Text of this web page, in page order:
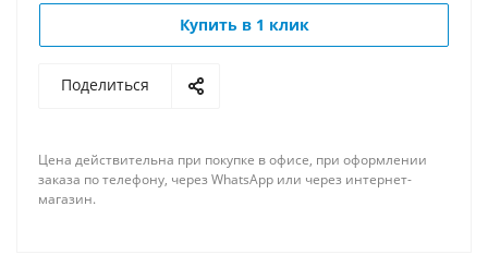
Купить в 1 клик
Поделиться
Цена действительна при покупке в офисе, при оформлении
заказа по телефону, через WhatsApp или через интернет-
магазин.